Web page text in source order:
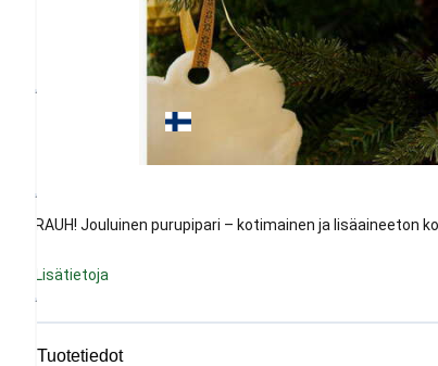
RAUH! Jouluinen purupipari – kotimainen ja lisäaineeton
Lisätietoja
Tuotetiedot